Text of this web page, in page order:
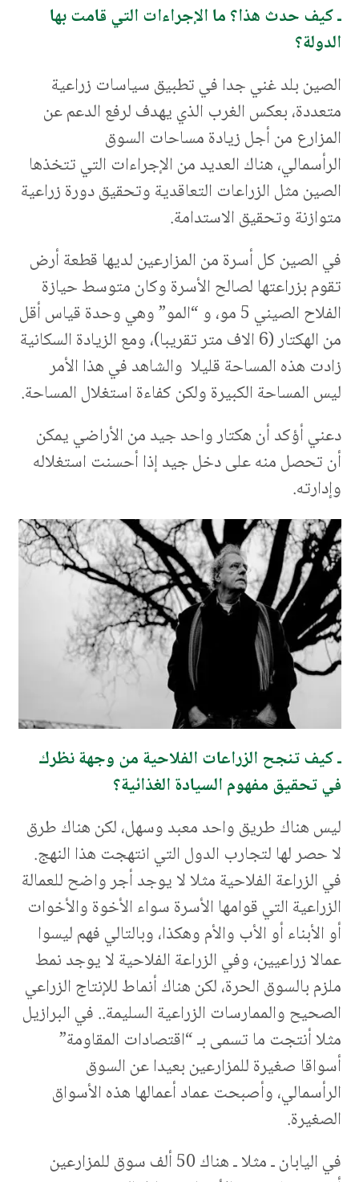
ـ كيف حدث هذا؟ ما الإجراءات التي قامت بها
الدولة؟
الصين بلد غني جدا في تطبيق سياسات زراعية
متعددة، بعكس الغرب الذي يهدف لرفع الدعم عن
المزارع من أجل زيادة مساحات السوق
الرأسمالي، هناك العديد من الإجراءات التي تتخذها
الصين مثل الزراعات التعاقدية وتحقيق دورة زراعية
متوازنة وتحقيق الاستدامة.
في الصين كل أسرة من المزارعين لديها قطعة أرض
تقوم بزراعتها لصالح الأسرة وكان متوسط حيازة
الفلاح الصيني 5 مو، و “المو” وهي وحدة قياس أقل
من الهكتار (6 الاف متر تقريبا)، ومع الزيادة السكانية
زادت هذه المساحة قليلا والشاهد في هذا الأمر
ليس المساحة الكبيرة ولكن كفاءة استغلال المساحة.
دعني أؤكد أن هكتار واحد جيد من الأراضي يمكن
أن تحصل منه على دخل جيد إذا أحسنت استغلاله
وإدارته.
ـ كيف تنجح الزراعات الفلاحية من وجهة نظرك
في تحقيق مفهوم السيادة الغذائية؟
ليس هناك طريق واحد معبد وسهل، لكن هناك طرق
لا حصر لها لتجارب الدول التي انتهجت هذا النهج.
في الزراعة الفلاحية مثلا لا يوجد أجر واضح للعمالة
الزراعية التي قوامها الأسرة سواء الأخوة والأخوات
أو الأبناء أو الأب والأم وهكذا، وبالتالي فهم ليسوا
عمالا زراعيين، وفي الزراعة الفلاحية لا يوجد نمط
ملزم بالسوق الحرة، لكن هناك أنماط للإنتاج الزراعي
الصحيح والممارسات الزراعية السليمة.. في البرازيل
مثلا أنتجت ما تسمى بـ “اقتصادات المقاومة”
أسواقا صغيرة للمزارعين بعيدا عن السوق
الرأسمالي، وأصبحت عماد أعمالها هذه الأسواق
الصغيرة.
في اليابان ـ مثلا ـ هناك 50 ألف سوق للمزارعين